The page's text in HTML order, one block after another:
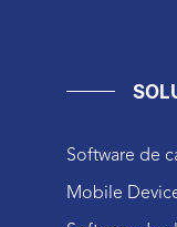
Software de
Mobile